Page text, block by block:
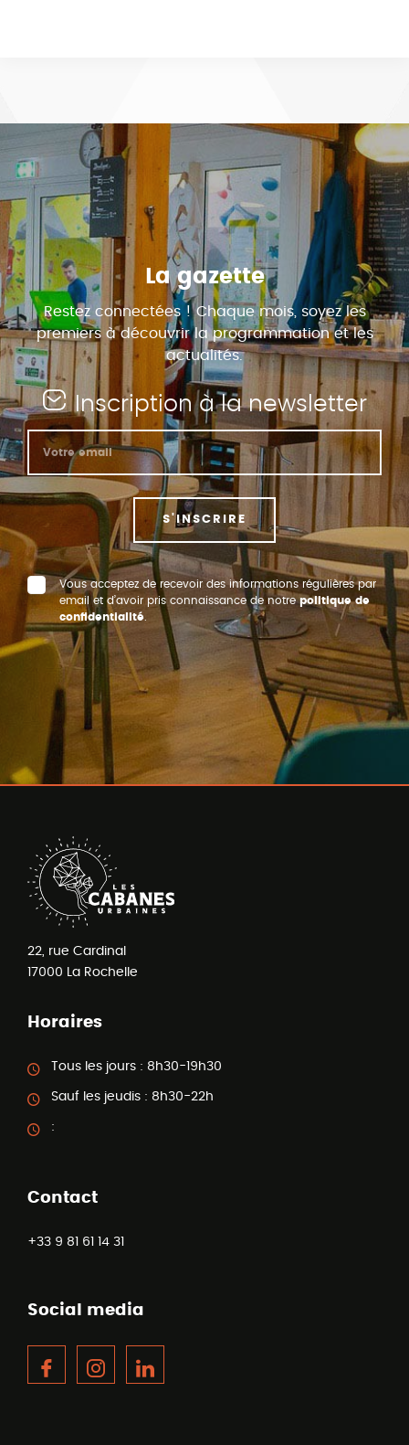
La gazette
Restez connectées ! Chaque mois, soyez les
premiers à découvrir la programmation et les
actualités.
Inscription à la newsletter
S'INSCRIRE
Vous acceptez de recevoir des informations régulières par
email et d’avoir pris connaissance de notrepolitique de
confidentialité
22, rue Cardinal
17000 La Rochelle
Horaires
Tous les jours : 8h30-19h30
Sauf les jeudis : 8h30-22h
:
Contact
+33 9 81 61 14 31
Social media
FacebookInstagram